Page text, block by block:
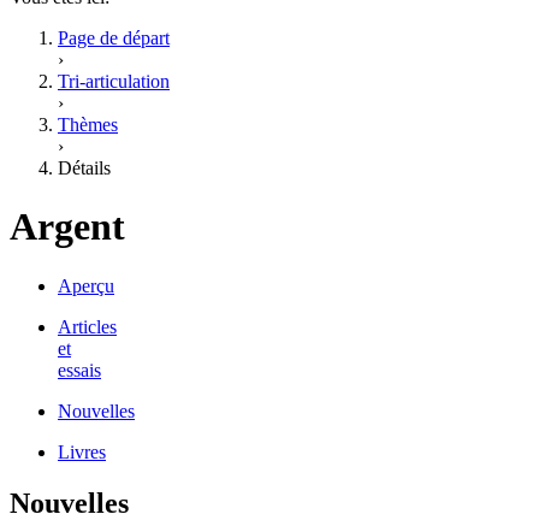
Page de départ
›
Tri-articulation
›
Thèmes
›
Détails
Argent
Aperçu
Articles
et
essais
Nouvelles
Livres
Nouvelles